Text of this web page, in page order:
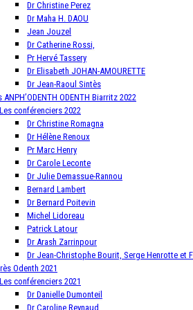
Dr Christine Perez
Dr Maha H. DAOU
Jean Jouzel
Dr Catherine Rossi,
Pr Hervé Tassery
Dr Elisabeth JOHAN-AMOURETTE
Dr Jean-Raoul Sintès
ODENTH Biarritz 2022
Les conférenciers 2022
Dr Christine Romagna
Dr Hélène Renoux
Pr Marc Henry
Dr Carole Leconte
Dr Julie Demassue-Rannou
Bernard Lambert
Dr Bernard Poitevin
Michel Lidoreau
Patrick Latour
Dr Arash Zarrinpour
Dr Jean-Christophe Bourit, Serge Henrotte et
Odenth 2021
Les conférenciers 2021
Dr Danielle Dumonteil
Dr Caroline Reynaud